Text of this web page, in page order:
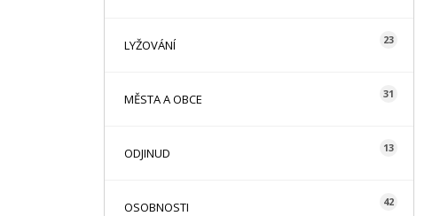
LYŽOVÁNÍ 23
MĚSTA A OBCE 31
ODJINUD 13
OSOBNOSTI 42